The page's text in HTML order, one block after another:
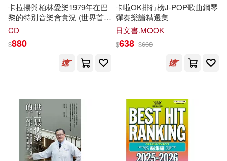
卓著出版社編輯部(3)
噶瑪悉樂(3)
奧利佛・達克賽爾(3)
上海音樂出版社(10)
ヤマハミュージックエンタテイメ
ントホールディングス(9)
中國電力出版社(9)
卡拉揚與柏林愛樂1979年在巴
黎的特別音樂會實況 (世界首度
發行)(Karajan & Berliner
Concert at the Maison de
Radio France Paris on June
CD
$880
卡啦OK排行榜J-POP歌曲鋼琴
彈奏樂譜精選集
日文書.MOOK
$638 $668